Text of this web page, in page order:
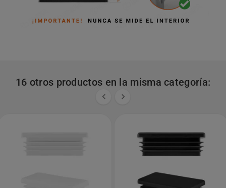
16 otros productos en la misma categoría:
 